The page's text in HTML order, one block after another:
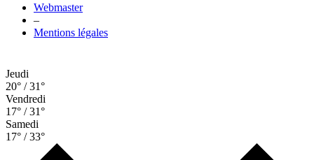
Webmaster
–
Mentions légales
Jeudi
20° / 31°
Vendredi
17° / 31°
Samedi
17° / 33°